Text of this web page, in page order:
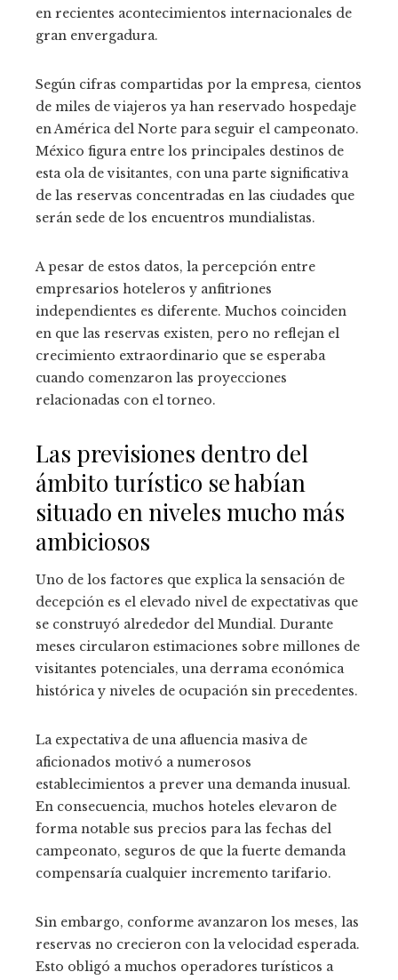
en recientes acontecimientos internacionales de
gran envergadura.
Según cifras compartidas por la empresa, cientos
de miles de viajeros ya han reservado hospedaje
en América del Norte para seguir el campeonato.
México figura entre los principales destinos de
esta ola de visitantes, con una parte significativa
de las reservas concentradas en las ciudades que
serán sede de los encuentros mundialistas.
A pesar de estos datos, la percepción entre
empresarios hoteleros y anfitriones
independientes es diferente. Muchos coinciden
en que las reservas existen, pero no reflejan el
crecimiento extraordinario que se esperaba
cuando comenzaron las proyecciones
relacionadas con el torneo.
Las previsiones dentro del
ámbito turístico se habían
situado en niveles mucho más
ambiciosos
Uno de los factores que explica la sensación de
decepción es el elevado nivel de expectativas que
se construyó alrededor del Mundial. Durante
meses circularon estimaciones sobre millones de
visitantes potenciales, una derrama económica
histórica y niveles de ocupación sin precedentes.
La expectativa de una afluencia masiva de
aficionados motivó a numerosos
establecimientos a prever una demanda inusual.
En consecuencia, muchos hoteles elevaron de
forma notable sus precios para las fechas del
campeonato, seguros de que la fuerte demanda
compensaría cualquier incremento tarifario.
Sin embargo, conforme avanzaron los meses, las
reservas no crecieron con la velocidad esperada.
Esto obligó a muchos operadores turísticos a